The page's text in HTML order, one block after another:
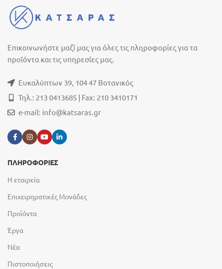
Επικοινωνήστε μαζί μας για όλες τις πληροφορίες για τα
προϊόντα και τις υπηρεσίες μας.
Ευκαλύπτων 39, 104 47 Βοτανικός
Τηλ.: 213 0413685 | Fax: 210 3410171
e-mail: info@katsaras.gr
ΠΛΗΡΟΦΟΡΙΕΣ
Η εταιρεία
Επιχειρηματικές Μονάδες
Προϊόντα
Έργα
Νέα
Πιστοποιήσεις